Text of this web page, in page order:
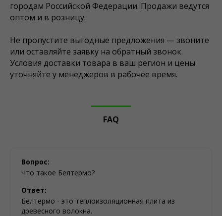
городам Российской Федерации. Продажи ведутся
оптом и в розницу.
Не пропустите выгодные предложения — звоните
или оставляйте заявку на обратный звонок.
Условия доставки товара в ваш регион и цены
уточняйте у менеджеров в рабочее время.
FAQ
Вопрос:
Что такое Белтермо?
Ответ:
Белтермо - это теплоизоляционная плита из
древесного волокна.